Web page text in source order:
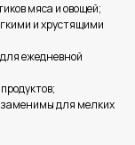
мяса и овощей;
и хрустящими
ежедневной
для мелких